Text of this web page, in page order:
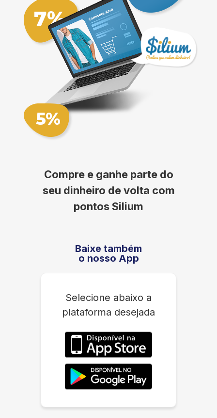
Compre e ganhe parte do
seu dinheiro de volta com
pontos Silium
Baixe também
o nosso App
Selecione abaixo a
plataforma desejada